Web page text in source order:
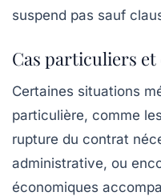
suspend pas sauf
Cas particuliers et
Certaines situations
particulière, comme
rupture du contrat
administrative, ou
économiques